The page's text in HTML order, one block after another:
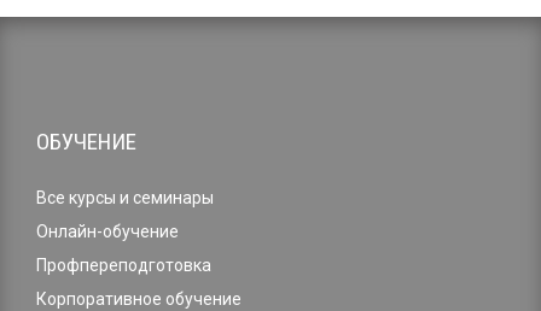
ОБУЧЕНИЕ
Все курсы и семинары
Онлайн-обучение
Профпереподготовка
Корпоративное обучение